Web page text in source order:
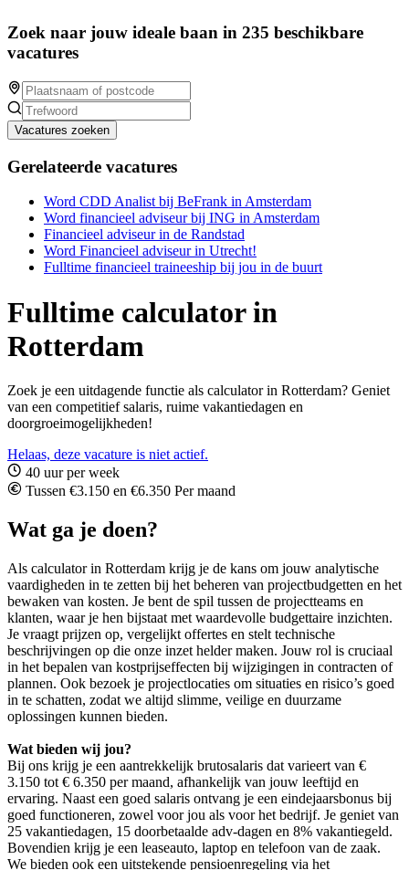
Zoek naar jouw ideale baan in 235 beschikbare
vacatures
Vacatures zoeken
Gerelateerde vacatures
Word CDD Analist bij BeFrank in Amsterdam
Word financieel adviseur bij ING in Amsterdam
Financieel adviseur in de Randstad
Word Financieel adviseur in Utrecht!
Fulltime financieel traineeship bij jou in de buurt
Fulltime calculator in
Rotterdam
Zoek je een uitdagende functie als calculator in Rotterdam? Geniet
van een competitief salaris, ruime vakantiedagen en
doorgroeimogelijkheden!
Helaas, deze vacature is niet actief.
40 uur per week
Tussen €3.150 en €6.350 Per maand
Wat ga je doen?
Als calculator in Rotterdam krijg je de kans om jouw analytische
vaardigheden in te zetten bij het beheren van projectbudgetten en het
bewaken van kosten. Je bent de spil tussen de projectteams en
klanten, waar je hen bijstaat met waardevolle budgettaire inzichten.
Je vraagt prijzen op, vergelijkt offertes en stelt technische
beschrijvingen op die onze inzet helder maken. Jouw rol is cruciaal
in het bepalen van kostprijseffecten bij wijzigingen in contracten of
plannen. Ook bezoek je projectlocaties om situaties en risico’s goed
in te schatten, zodat we altijd slimme, veilige en duurzame
oplossingen kunnen bieden.
Wat bieden wij jou?
Bij ons krijg je een aantrekkelijk brutosalaris dat varieert van €
3.150 tot € 6.350 per maand, afhankelijk van jouw leeftijd en
ervaring. Naast een goed salaris ontvang je een eindejaarsbonus bij
goed functioneren, zowel voor jou als voor het bedrijf. Je geniet van
25 vakantiedagen, 15 doorbetaalde adv-dagen en 8% vakantiegeld.
Bovendien krijg je een leaseauto, laptop en telefoon van de zaak.
We bieden ook een uitstekende pensioenregeling via het